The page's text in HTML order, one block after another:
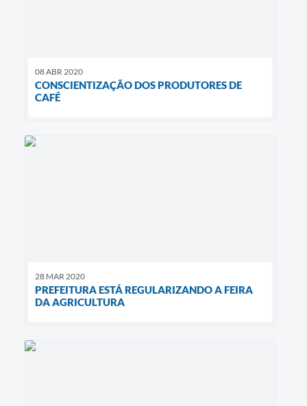
08 ABR 2020
CONSCIENTIZAÇÃO DOS PRODUTORES DE
CAFÉ
28 MAR 2020
PREFEITURA ESTÁ REGULARIZANDO A FEIRA
DA AGRICULTURA